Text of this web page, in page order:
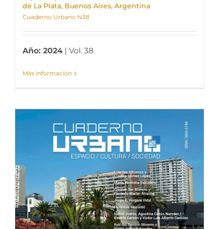
de La Plata, Buenos Aires, Argentina
Cuaderno Urbano N38
Año: 2024 | Vol. 38
Más información